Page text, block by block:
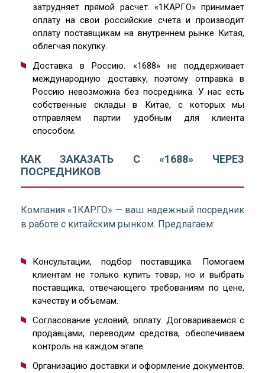
затрудняет прямой расчет. «1КАРГО» принимает
оплату на свои российские счета и производит
оплату поставщикам на внутреннем рынке Китая,
облегчая покупку.
Доставка в Россию. «1688» не поддерживает
международную доставку, поэтому отправка в
Россию невозможна без посредника. У нас есть
собственные склады в Китае, с которых мы
отправляем партии удобным для клиента
способом.
КАК ЗАКАЗАТЬ С «1688» ЧЕРЕЗ
ПОСРЕДНИКОВ
Компания «1КАРГО» — ваш надежный посредник
в работе с китайским рынком. Предлагаем:
Консультации, подбор поставщика. Помогаем
клиентам не только купить товар, но и выбрать
поставщика, отвечающего требованиям по цене,
качеству и объемам.
Согласование условий, оплату. Договариваемся с
продавцами, переводим средства, обеспечиваем
контроль на каждом этапе.
Организацию доставки и оформление документов.